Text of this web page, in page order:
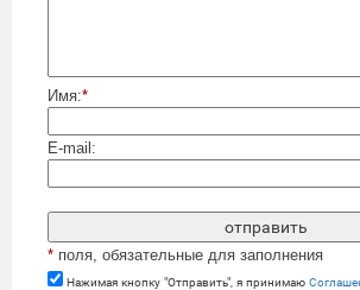
Имя:*
E-mail:
* поля, обязательные для заполнения
Нажимая кнопку "Отправить", я принимаю